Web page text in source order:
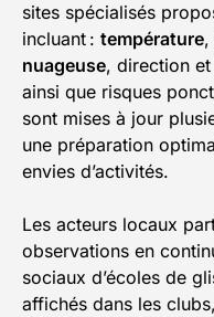
sites spécialisés
incluant : température,
nuageuse, direction
ainsi que risques
sont mises à jour
une préparation
envies d’activités.
Les acteurs locaux
observations en
sociaux d’écoles de
affichés dans les